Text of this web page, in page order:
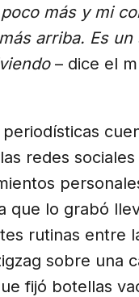
más y mi
arriba. Es un
– dice el
periodísticas
redes
que lo grabó
rutinas entre
sobre una
fijó botellas